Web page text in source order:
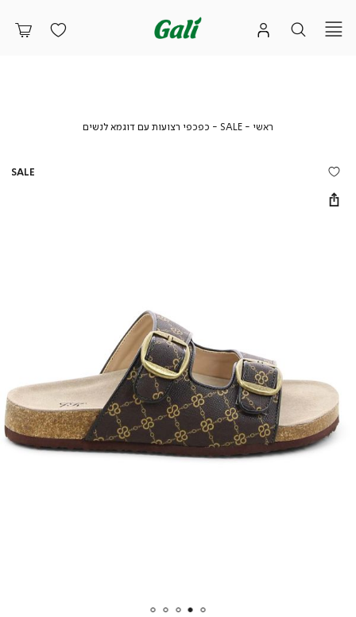
ראשי ראשי
SALE
SALE
כפכפי רצועות עם דוגמא לנשיםכפכפי
SALE